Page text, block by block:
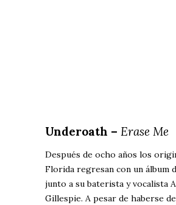
Underoath – Erase Me
Después de ocho años los
Florida regresan con un álbum
junto a su baterista y vocalista
Gillespie. A pesar de haberse